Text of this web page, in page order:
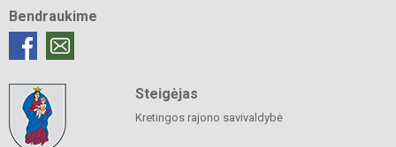
Bendraukime
Steigėjas
Kretingos rajono savivaldybė